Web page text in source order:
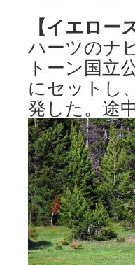
【イエロ
ハーツのナ
トーン国立
にセットし
発した。途